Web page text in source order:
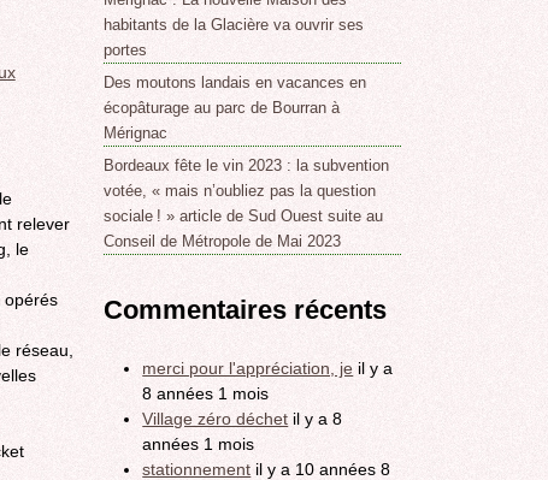
relever
le
opérés
réseau,
habitants de la Glacière va ouvrir ses
portes
Des moutons landais en vacances en
écopâturage au parc de Bourran à
Mérignac
Bordeaux fête le vin 2023 : la subvention
votée, « mais n’oubliez pas la question
sociale ! » article de Sud Ouest suite au
Conseil de Métropole de Mai 2023
Commentaires récents
merci pour l'appréciation, je il y a
8 années 1 mois
Village zéro déchet il y a 8
années 1 mois
stationnement il y a 10 années 8